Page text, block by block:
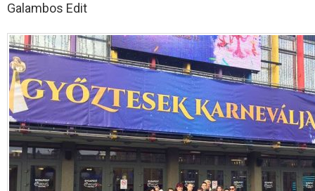
Galambos Edit